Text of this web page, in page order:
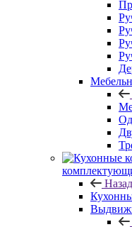
Назад